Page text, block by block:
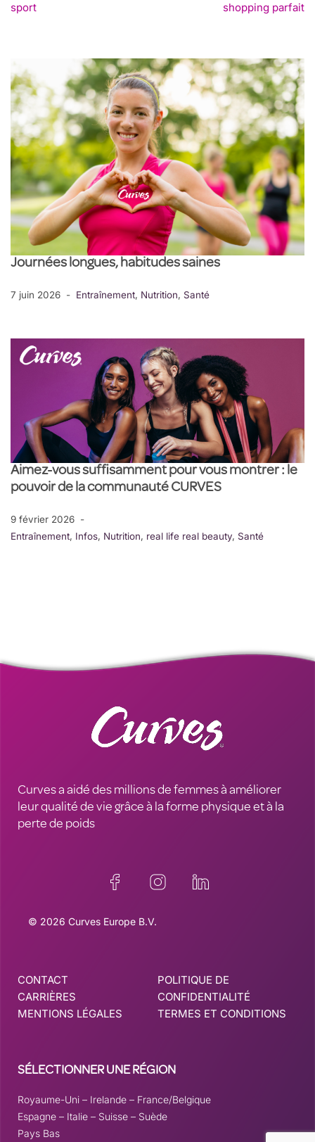
sport
shopping parfait
Journées longues, habitudes saines
7 juin 2026 Entraînement, Nutrition, Santé
Aimez-vous suffisamment pour vous montrer : le
pouvoir de la communauté CURVES
9 février 2026
Entraînement, Infos, Nutrition, real life real beauty, Santé
Curves a aidé des millions de femmes à améliorer
leur qualité de vie grâce à la forme physique et à la
perte de poids
© 2026 Curves Europe B.V.
CONTACT
CARRIÈRES
MENTIONS LÉGALES
POLITIQUE DE
CONFIDENTIALITÉ
TERMES ET CONDITIONS
SÉLECTIONNER UNE RÉGION
Royaume-Uni – Irelande – France/Belgique
Espagne – Italie – Suisse – Suède
Pays Bas